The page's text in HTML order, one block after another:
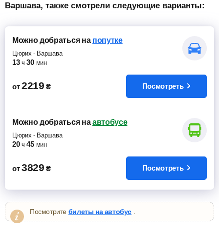
Варшава, также смотрели следующие варианты:
Можно добратьсяна попутке
Цюрих - Варшава
13 ч 30 мин
от 2219 ₴ Посмотреть
Можно добратьсяна автобусе
Цюрих - Варшава
20 ч 45 мин
от 3829 ₴ Посмотреть
Посмотрите билеты на автобус